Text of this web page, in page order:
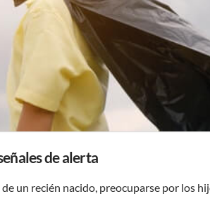
de alerta
un recién nacido, preocuparse por los